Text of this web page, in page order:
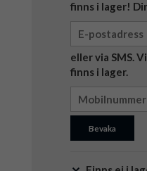
finns i lager!
eller via SMS.
finns i lager.
Bevaka